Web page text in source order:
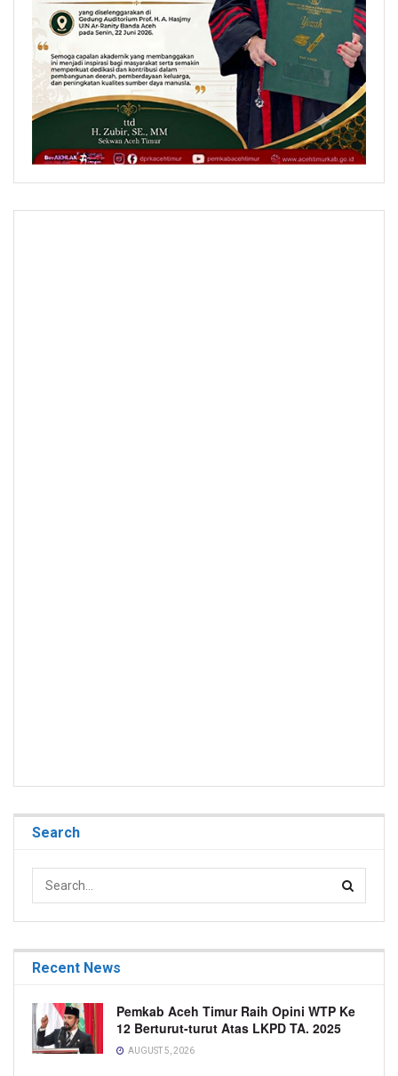
Search
Recent News
Pemkab Aceh Timur Raih Opini WTP Ke
12 Berturut-turut Atas LKPD TA. 2025
AUGUST 5, 2026